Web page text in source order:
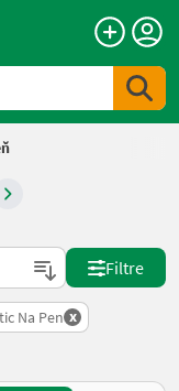
Filtre
Na Pen x